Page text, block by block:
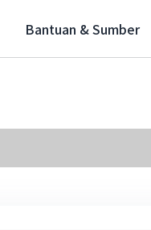
Bantuan & Sumber